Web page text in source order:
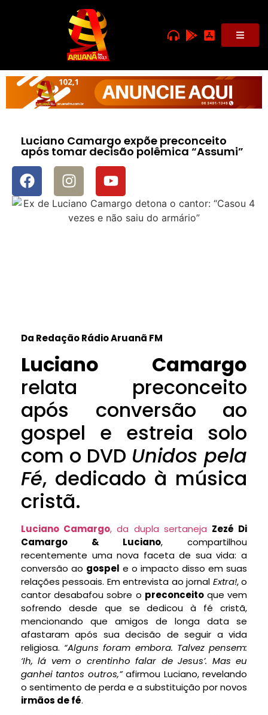
Luciano Camargo expõe preconceito
após tomar decisão polêmica “Assumi”
Da Redação Rádio Aruanã FM
Luciano Camargo
relata preconceito
após conversão ao
gospel e estreia solo
com o DVD Unidos pela
Fé, dedicado à música
cristã.
Luciano Camargo, da dupla sertaneja Zezé Di
Camargo & Luciano, compartilhou
recentemente uma nova faceta de sua vida: a
conversão ao gospel e o impacto disso em suas
relações pessoais. Em entrevista ao jornal Extra!, o
cantor desabafou sobre o preconceitoque vem
sofrendo desde que se dedicou à fé cristã,
mencionando que amigos de longa data se
afastaram após sua decisão de seguir a vida
religiosa. “Alguns foram embora. Talvez pensem:
‘Ih, lá vem o crentinho falar de Jesus’. Mas eu
ganhei tantos outros,”afirmou Luciano, revelando
o sentimento de perda e a substituição por novos
irmãos de fé.